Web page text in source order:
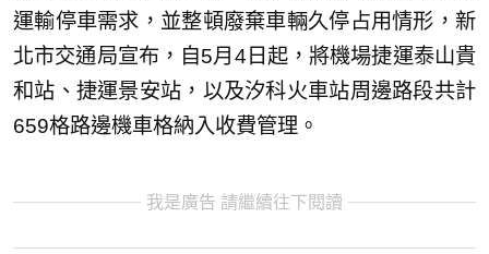
運輸停車需求，並整頓廢棄車輛久停占用情形，新
北市交通局宣布，自5月4日起，將機場捷運泰山貴
和站、捷運景安站，以及汐科火車站周邊路段共計
659格路邊機車格納入收費管理。
我是廣告 請繼續往下閱讀